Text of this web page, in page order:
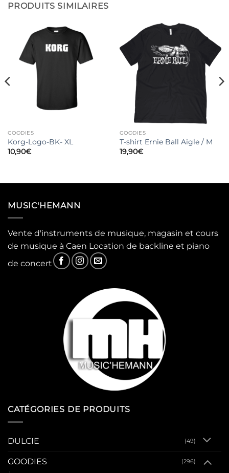
PRODUITS SIMILAIRES
GOODIES
Korg-Logo-BK- XL
10,90€
GOODIES
T-shirt Ernie Ball Aigle / M
19,90€
MUSIC'HEMANN
Vente d'instruments de musique, magasin et cours
de musique à Caen Location de backline et piano
de concert
CATÉGORIES DE PRODUITS
DULCIE (49)
GOODIES (296)